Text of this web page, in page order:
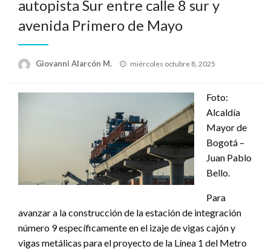
autopista Sur entre calle 8 sur y
avenida Primero de Mayo
Giovanni Alarcón M.
Publicado
miércoles octubre 8, 2025
Foto:
Alcaldía
Mayor de
Bogotá –
Juan Pablo
Bello.
Para
avanzar a la construcción de la estación de integración
número 9 específicamente en el izaje de vigas cajón y
vigas metálicas para el proyecto de la Línea 1 del Metro